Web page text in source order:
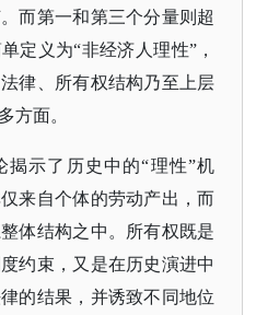
而第一和第三个分量则超
定义为“非经济人理性”，
律、所有权结构乃至上层
方面。
揭示了历史中的“理性”机
来自个体的劳动产出，而
体结构之中。所有权既是
约束，又是在历史演进中
的结果，并诱致不同地位